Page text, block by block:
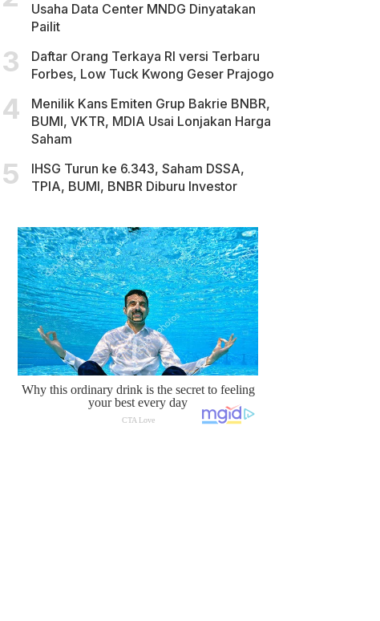
Usaha Data Center MNDG Dinyatakan
Pailit
Daftar Orang Terkaya RI versi Terbaru
Forbes, Low Tuck Kwong Geser Prajogo
Menilik Kans Emiten Grup Bakrie BNBR,
BUMI, VKTR, MDIA Usai Lonjakan Harga
Saham
IHSG Turun ke 6.343, Saham DSSA,
TPIA, BUMI, BNBR Diburu Investor